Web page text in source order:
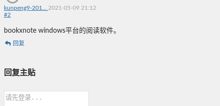
kunpeng9-201... 2021-05-09 21:12
#2
bookxnote windows平台的阅读软件。
回复
回复主贴